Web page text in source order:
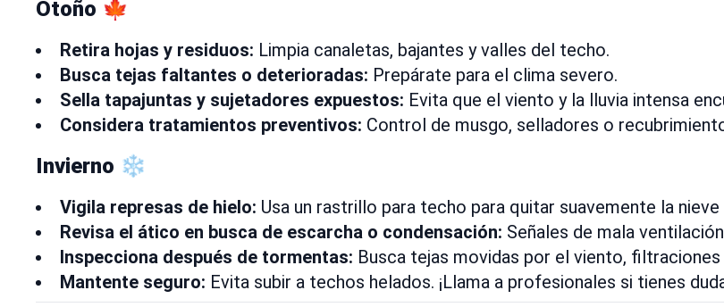
Otoño 🍁
Retira hojas y residuos: Limpia canaletas, bajantes y valles del techo.
Busca tejas faltantes o deterioradas: Prepárate para el clima severo.
Sella tapajuntas y sujetadores expuestos: Evita que el viento y la lluvia intensa
Considera tratamientos preventivos: Control de musgo, selladores o
Invierno ❄️
Vigila represas de hielo: Usa un rastrillo para techo para quitar suavemente la
Revisa el ático en busca de escarcha o condensación: Señales de mala
Inspecciona después de tormentas: Busca tejas movidas por el viento, filtraciones
Mantente seguro: Evita subir a techos helados. ¡Llama a profesionales si tienes